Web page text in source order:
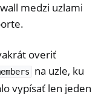
medzi uzlami
overiť
na uzle, ku
vypísať len jeden